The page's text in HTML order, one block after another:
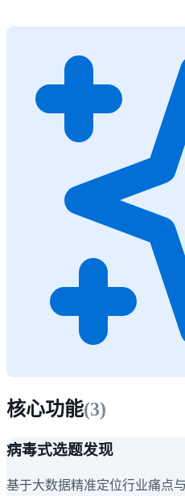
核心功能(3)
病毒式选题发现
基于大数据精准定位行业痛点